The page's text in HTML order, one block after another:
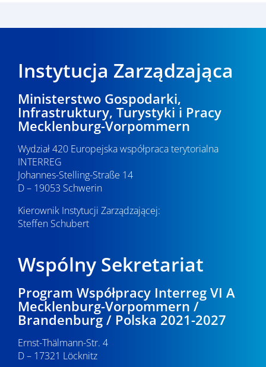
Instytucja Zarządzająca
Ministerstwo Gospodarki,
Infrastruktury, Turystyki i Pracy
Mecklenburg-Vorpommern
Wydział 420 Europejska współpraca terytorialna
INTERREG
Johannes-Stelling-Straße 14
D – 19053 Schwerin
Kierownik Instytucji Zarządzającej:
Steffen Schubert
Wspólny Sekretariat
Program Współpracy Interreg VI A
Mecklenburg-Vorpommern /
Brandenburg / Polska 2021-2027
Ernst-Thälmann-Str. 4
D – 17321 Löcknitz